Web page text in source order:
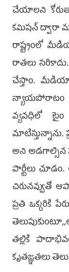
చేయాలని
కమిషన్‌ ద్వారా
రాష్ట్రంలో
రాతలు సరికాదు.
చేస్తాం. మీడియా
న్యాయపోరాటం
వ్యవధిలో టైం
అని అడగాల్సిన
పార్టీలు
చిరునవ్వుతో
ప్రతి ఒక్కరికి
తల్లికి
కృతజ్ఞతలు